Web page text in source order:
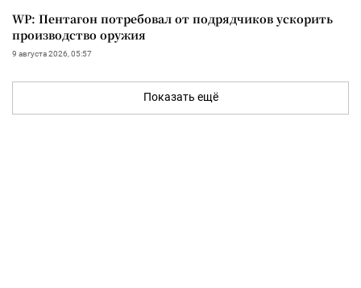
WP: Пентагон потребовал от подрядчиков ускорить
производство оружия
9 августа 2026, 05:57
Показать ещё